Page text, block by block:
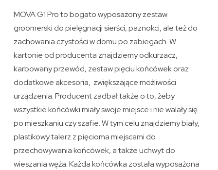
MOVA G1 Pro to bogato wyposażony zestaw
groomerski do pielęgnacji sierści, paznokci, ale też do
zachowania czystości w domu po zabiegach. W
kartonie od producenta znajdziemy odkurzacz,
karbowany przewód, zestaw pięciu końcówek oraz
dodatkowe akcesoria, zwiększające możliwości
urządzenia. Producent zadbał także o to, żeby
wszystkie końcówki miały swoje miejsce i nie walały się
po mieszkaniu czy szafie. W tym celu znajdziemy biały,
plastikowy talerz z pięcioma miejscami do
przechowywania końcówek, a także uchwyt do
wieszania węża. Każda końcówka została wyposażona